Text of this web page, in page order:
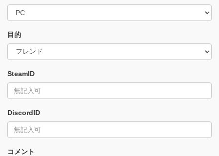
目的
SteamID
DiscordID
コメント